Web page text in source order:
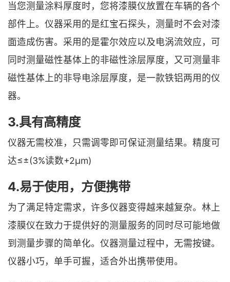
当您测量涂料厚度时，您将漆膜仪放置在车辆的各个
部件上。仪器采用的是红宝石探头，测量时不会对漆
面造成伤害。采用的是霍尔效应以及电涡流效应，可
同时测量磁性基体上的非磁性涂层厚度，又可测量非
磁性基体上的非导电涂层厚度，是一款铁铝两用的仪
器。
3.具有高精度
仪器无需校准，只需调零即可保证测量结果。精度可
达≤±(3%读数+2μm)
4.易于使用，方便携带
为了满足特定需求，许多仪器变得越来越复杂。林上
漆膜仪在致力于提供好的测量服务的同时尽可能地做
到测量步骤的简单化。仪器测量过程中，无需按键。
仪器小巧，单手可握，适合外出携带使用。